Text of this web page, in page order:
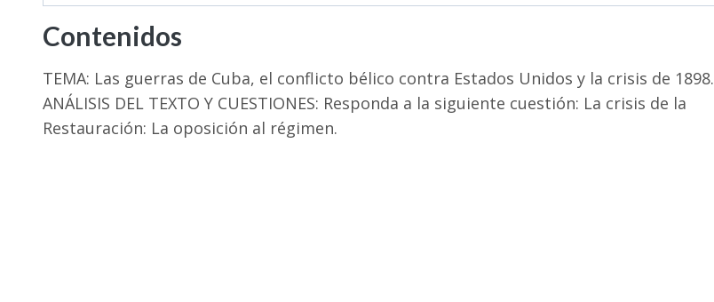
Contenidos
TEMA: Las guerras de Cuba, el conflicto bélico contra Estados Unidos y la crisis de 1898.
ANÁLISIS DEL TEXTO Y CUESTIONES: Responda a la siguiente cuestión: La crisis de la
Restauración: La oposición al régimen.